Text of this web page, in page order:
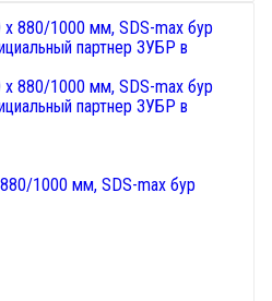
1000 мм, SDS-max бур